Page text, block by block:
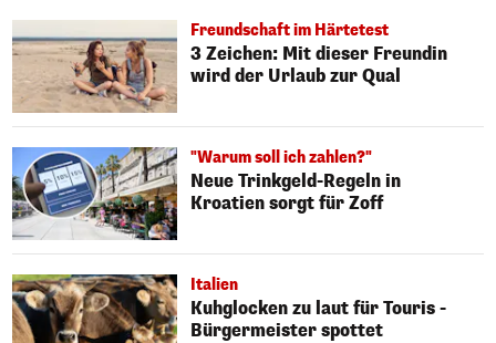
Freundschaft im Härtetest
3 Zeichen: Mit dieser Freundin
wird der Urlaub zur Qual
"Warum soll ich zahlen?"
Neue Trinkgeld-Regeln in
Kroatien sorgt für Zoff
Italien
Kuhglocken zu laut für Touris -
Bürgermeister spottet